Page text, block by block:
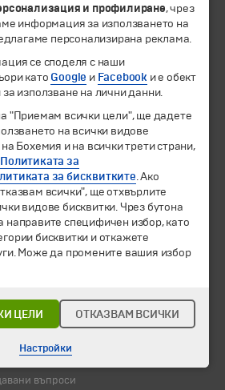
ООД.Всички права запазени.
и почивки
от А до Я
дати
деня
обекти
резервации
обслужване
въпроси
и профилиране, чрез
информация за използването на
персонализирана реклама.
се споделя с наши
като Google и Facebook и е обект
за използване на лични данни.
"Приемам всички цели", ще дадете
на всички видове
Бохемия и на всички трети страни,
Политиката за
за бисквитките. Ако
всички", ще отхвърлите
видове бисквитки. Чрез бутона
специфичен избор, като
бисквитки и откажете
Може да промените вашия избор
ЦЕЛИ ОТКАЗВАМ ВСИЧКИ
Настройки